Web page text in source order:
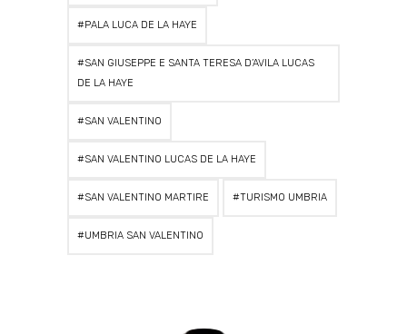
PALA LUCA DE LA HAYE
SAN GIUSEPPE E SANTA TERESA D’AVILA LUCAS
DE LA HAYE
SAN VALENTINO
SAN VALENTINO LUCAS DE LA HAYE
SAN VALENTINO MARTIRE TURISMO UMBRIA
UMBRIA SAN VALENTINO